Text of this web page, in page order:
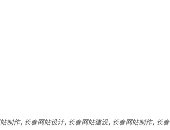
制作,长春网站设计,长春网站建设,长春网站制作,